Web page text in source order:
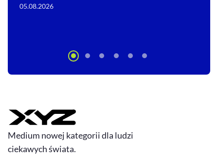
05.08.2026
Medium nowej kategorii dla ludzi
ciekawych świata.